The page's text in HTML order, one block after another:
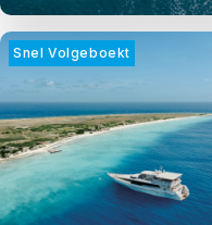
Snel Volgeboekt